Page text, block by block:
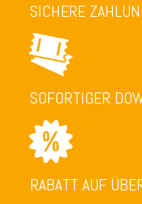
SICHERE
SOFORTIGER
RABATT AUF